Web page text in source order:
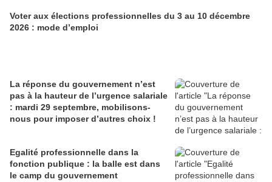
Voter aux élections professionnelles du 3 au 10 décembre
2026 : mode d’emploi
La réponse du gouvernement n’est
pas à la hauteur de l’urgence salariale
: mardi 29 septembre, mobilisons-
nous pour imposer d’autres choix !
Egalité professionnelle dans la
fonction publique : la balle est dans
le camp du gouvernement